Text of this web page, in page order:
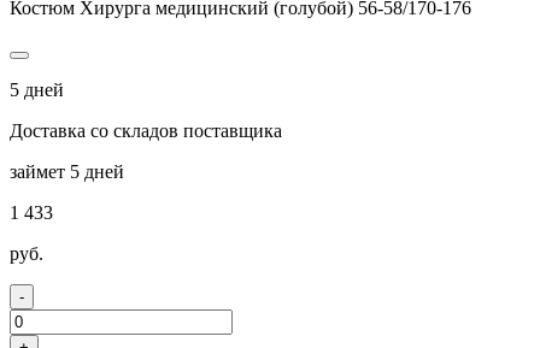
Костюм Хирурга медицинский (голубой) 56-58/170-176
5 дней
Доставка со складов поставщика
займет 5 дней
1 433
руб.
-